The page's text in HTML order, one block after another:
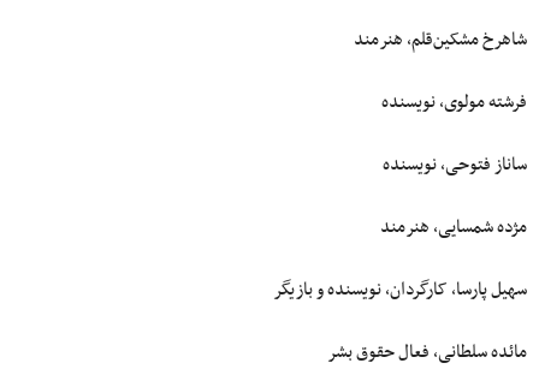
شاهرخ مشکین‌قلم، هنرمند
فرشته مولوی، نویسنده
ساناز فتوحی، نویسنده
مژده شمسایی، هنرمند
سهیل پارسا، کارگردان، نویسنده و بازیگر
مائده سلطانی، فعال حقوق بشر